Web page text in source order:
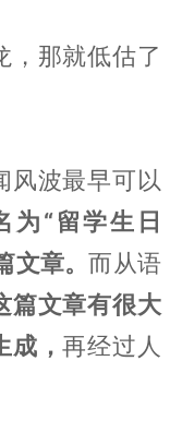
，那就低估了
风波最早可以
为“留学生日
文章。而从语
篇文章有很大
成，再经过人